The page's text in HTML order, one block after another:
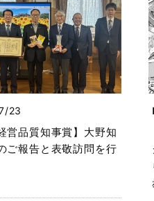
23
営品質知事賞】大野知
ご報告と表敬訪問を行